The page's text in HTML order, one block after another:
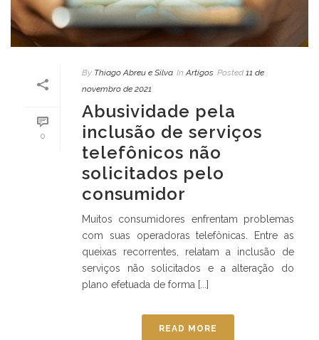
0
By Thiago Abreu e Silva In Artigos Posted 11 de
novembro de 2021
Abusividade pela
inclusão de serviços
telefônicos não
solicitados pelo
consumidor
Muitos consumidores enfrentam problemas
com suas operadoras telefônicas. Entre as
queixas recorrentes, relatam a inclusão de
serviços não solicitados e a alteração do
plano efetuada de forma [...]
READ MORE